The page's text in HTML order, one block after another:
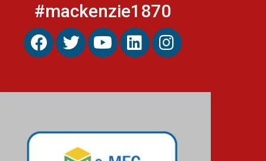
#mackenzie1870